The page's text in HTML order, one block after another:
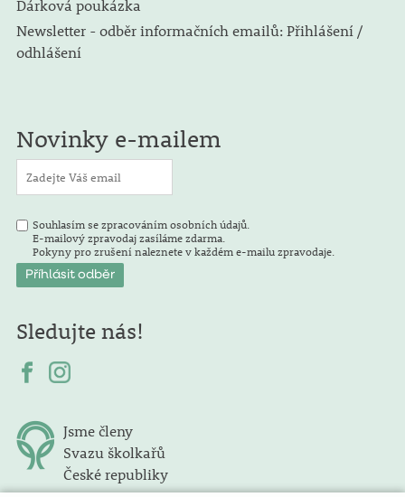
Dárková poukázka
Newsletter - odběr informačních emailů: Přihlášení /
odhlášení
Novinky e-mailem
Souhlasím se zpracováním osobních údajů.
E-mailový zpravodaj zasíláme zdarma.
Pokyny pro zrušení naleznete v každém e-mailu zpravodaje.
Sledujte nás!
Jsme členy
Svazu školkařů
České republiky